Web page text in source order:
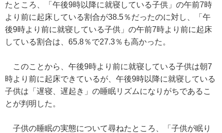
たところ、「午後9時以降に就寝している子供」の午前7時
より前に起床している割合が38.5％だったのに対し、「午
後9時より前に就寝している子供」の午前7時より前に起床
している割合は、65.8％で27.3％も高かった。
このことから、午後9時より前に就寝している子供は朝7
時より前に起床できているが、午後9時以降に就寝している
子供は「遅寝、遅起き」の睡眠リズムになりがちであるこ
とが判明した。
子供の睡眠の実態について尋ねたところ、「子供が眠り